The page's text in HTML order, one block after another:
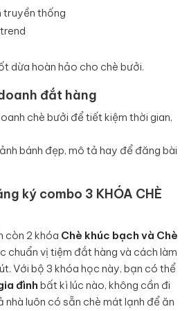
truyền thống
dừa hoàn hảo cho chè bưởi.
đắt hàng
chè bưởi để tiết kiệm thời gian,
bánh đẹp, mô tả hay để đăng bài
ký combo 3 KHÓA CHÈ
còn 2 khóa Chè khúc bạch và Chè
chuẩn vị tiệm đắt hàng và cách làm
Với bộ 3 khóa học này, bạn có thể
đình bất kì lúc nào, không cần đi
nhà luôn có sẵn chè mát lạnh để ăn